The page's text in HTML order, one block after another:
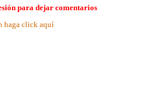
para dejar comentarios
haga click aquí